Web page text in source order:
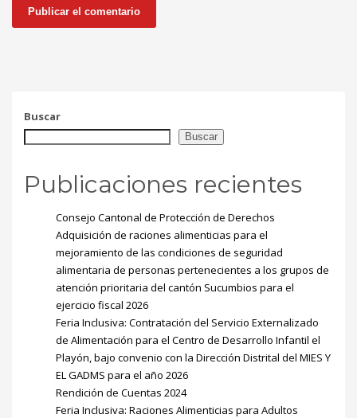
UFC
Poker
ADVERTISING
Buscar
Buscar
Publicaciones recientes
Consejo Cantonal de Protección de Derechos
Adquisición de raciones alimenticias para el
mejoramiento de las condiciones de seguridad
alimentaria de personas pertenecientes a los grupos de
atención prioritaria del cantón Sucumbios para el
ejercicio fiscal 2026
Feria Inclusiva: Contratación del Servicio Externalizado
de Alimentación para el Centro de Desarrollo Infantil el
Playón, bajo convenio con la Dirección Distrital del MIES Y
EL GADMS para el año 2026
Rendición de Cuentas 2024
Feria Inclusiva: Raciones Alimenticias para Adultos